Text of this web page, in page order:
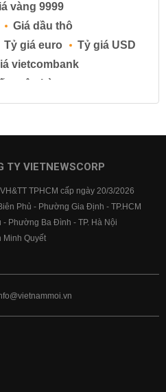
vàng 9999
Giá dầu thô
Tỷ giá euro
Tỷ giá USD
vietcombank
ngân hàng
suất tiền gửi
TY VIETNEWSCORP
TPHCM cấp ngày 20/3/2026
Phủ - Phường Gia Định - TP.HCM
- Phường Ba Đình - TP. Hà Nội
Minh Quyết